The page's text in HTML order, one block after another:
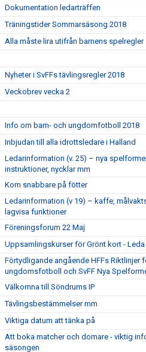
Dokumentation ledarträffen
Träningstider Sommarsäsong 2018
Alla måste lira utifrån barnens spelregler
Nyheter i SvFFs tävlingsregler 2018
Veckobrev vecka 2
Info om barn- och ungdomfotboll 2018
Inbjudan till alla idrottsledare i Halland
Ledarinformation (v. 25) – nya
instruktioner, nycklar mm
Kom snabbare på fötter
Ledarinformation (v 19) – kaffe,
lagvisa funktioner
Föreningsforum 22 Maj
Uppsamlingskurser för Grönt kort -
Förtydligande angående HFFs Riktlinjer
ungdomsfotboll och SvFF Nya
Välkomna till Söndrums IP
Tävlingsbestämmelser mm
Viktiga datum att tänka på
Att boka matcher och domare - viktig
säsongen